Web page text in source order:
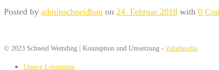
Posted by adminschneidbau on 24. Februar 2018 with 0
© 2023 Schneid Wemding | Konzeption und Umsetzung - vidadmedia
Unsere Leistungen